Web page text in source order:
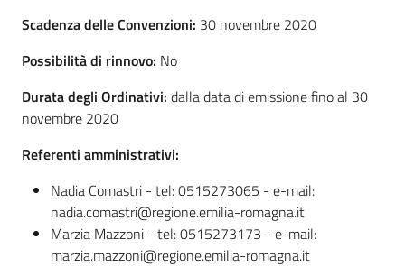
Scadenza delle Convenzioni: 30 novembre 2020
Possibilità di rinnovo: No
Durata degli Ordinativi: dalla data di emissione fino al 30
novembre 2020
Referenti amministrativi:
Nadia Comastri - tel: 0515273065 - e-mail:
nadia.comastri@regione.emilia-romagna.it
Marzia Mazzoni - tel: 0515273173 - e-mail:
marzia.mazzoni@regione.emilia-romagna.it